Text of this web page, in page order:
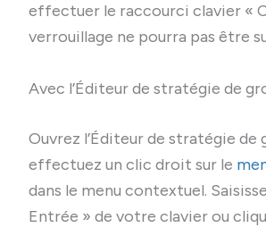
effectuer le raccourci clavier «
verrouillage ne pourra pas être
Avec l’Éditeur de stratégie de
Ouvrez l’Éditeur de stratégie
effectuez un clic droit sur le
dans le menu contextuel.
Entrée » de votre clavier ou